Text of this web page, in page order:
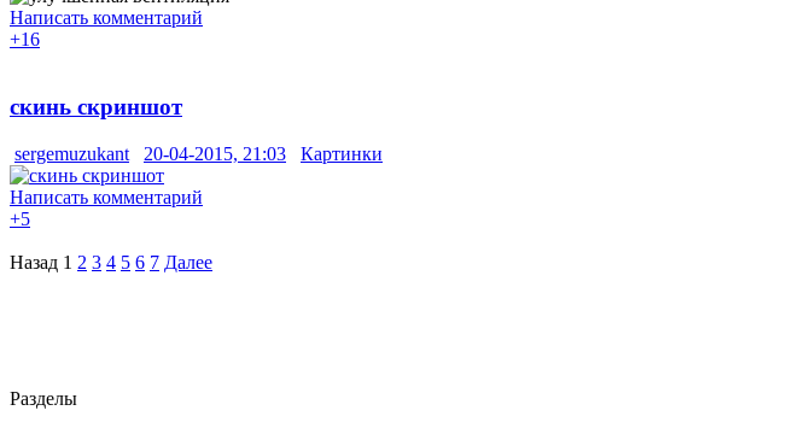
Написать комментарий
+16
скинь скриншот
sergemuzukant 20-04-2015, 21:03 Картинки
Написать комментарий
+5
Назад 1 2 3 4 5 6 7 Далее
Разделы